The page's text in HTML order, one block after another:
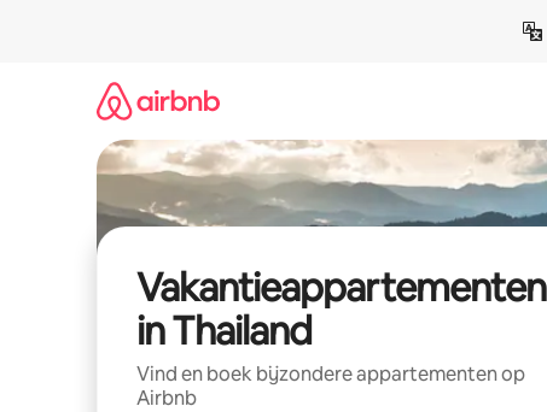
Vakantieappartementen
in Thailand
Vind en boek bijzondere appartementen op
Airbnb